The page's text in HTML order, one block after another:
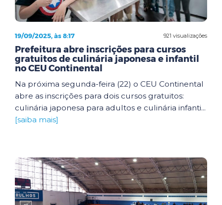
921 visualizações
19/09/2025, às 8:17
Prefeitura abre inscrições para cursos
gratuitos de culinária japonesa e infantil
no CEU Continental
Na próxima segunda-feira (22) o CEU Continental
abre as inscrições para dois cursos gratuitos:
culinária japonesa para adultos e culinária infanti...
[saiba mais]